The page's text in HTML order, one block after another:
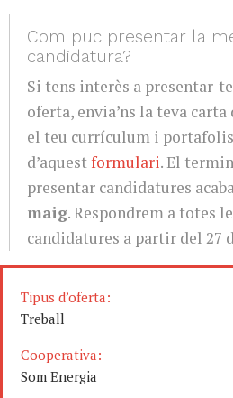
Com puc presentar la
candidatura?
Si tens interès a presentar-
oferta, envia’ns la teva
el teu currículum i
d’aquestformulari. El
presentar candidatures
maig. Respondrem a totes
candidatures a partir del 27
Tipus d’oferta:
Treball
Cooperativa:
Som Energia